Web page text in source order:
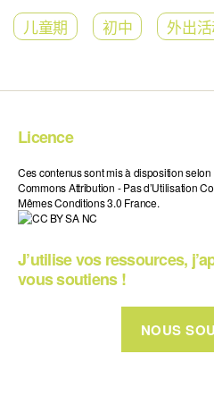
儿童期 初中 外出
Licence
Ces contenus sont mis à disposition
Commons Attribution - Pas d’Utilisation
Mêmes Conditions 3.0 France.
J’utilise vos ressources,
vous soutiens !
NOUS